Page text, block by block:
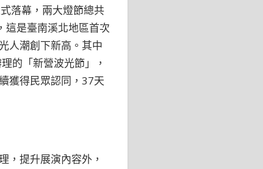
落幕，兩大燈節總共
這是臺南溪北地區首次
人潮創下新高。其中
的「新營波光節」，
獲得民眾認同，37天
，提升展演內容外，